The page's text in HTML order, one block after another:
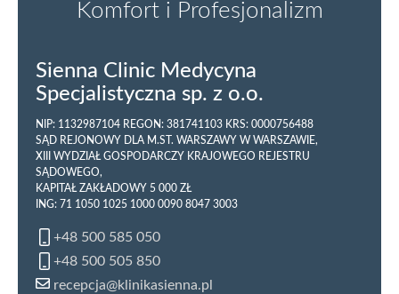
Komfort i Profesjonalizm
Sienna Clinic Medycyna
Specjalistyczna sp. z o.o.
NIP: 1132987104 REGON: 381741103 KRS: 0000756488
SĄD REJONOWY DLA M.ST. WARSZAWY W WARSZAWIE,
XIII WYDZIAŁ GOSPODARCZY KRAJOWEGO REJESTRU
SĄDOWEGO,
KAPITAŁ ZAKŁADOWY 5 000 ZŁ
ING: 71 1050 1025 1000 0090 8047 3003
+48 500 585 050
+48 500 505 850
recepcja@klinikasienna.pl